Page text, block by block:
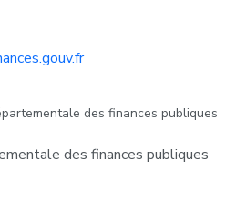
des finances publiques